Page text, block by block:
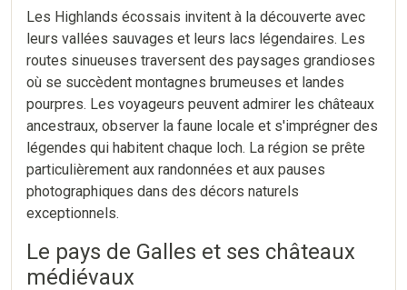
Les Highlands écossais invitent à la découverte avec
leurs vallées sauvages et leurs lacs légendaires. Les
routes sinueuses traversent des paysages grandioses
où se succèdent montagnes brumeuses et landes
pourpres. Les voyageurs peuvent admirer les châteaux
ancestraux, observer la faune locale et s'imprégner des
légendes qui habitent chaque loch. La région se prête
particulièrement aux randonnées et aux pauses
photographiques dans des décors naturels
exceptionnels.
Le pays de Galles et ses châteaux
médiévaux